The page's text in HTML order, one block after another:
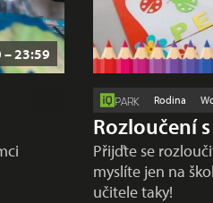
– 23:59
PARK Rodina
Rozloučení
Přijďte se
myslíte jen na
učitele taky!